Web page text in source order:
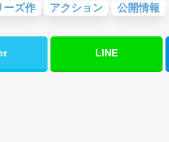
ーズ作 アクション 公開情報
LINE